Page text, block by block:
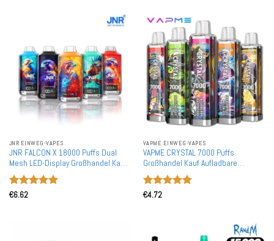
JNR EINWEG-VAPES
JNR FALCON X 18000 Puffs Dual
Mesh LED-Display Großhandel Kauf
Aufladbare Einweg-Vapes
Bewertet
€6.62
VAPME EINWEG-VAPES
VAPME CRYSTAL 7000 Puffs
Großhandel Kauf Aufladbare
Einweg-Vapes Großhandel
Bewertet
€4.72